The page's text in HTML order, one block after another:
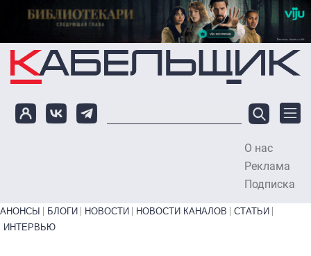
Перейти к основному содержанию
О нас
Реклама
Подписка
Primary links bottom
АНОНСЫ БЛОГИ НОВОСТИ НОВОСТИ КАНАЛОВ
СТАТЬИ
ИНТЕРВЬЮ